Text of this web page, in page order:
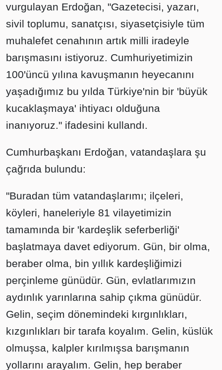
vurgulayan Erdoğan, "Gazetecisi, yazarı,
sivil toplumu, sanatçısı, siyasetçisiyle tüm
muhalefet cenahının artık milli iradeyle
barışmasını istiyoruz. Cumhuriyetimizin
100'üncü yılına kavuşmanın heyecanını
yaşadığımız bu yılda Türkiye'nin bir 'büyük
kucaklaşmaya' ihtiyacı olduğuna
inanıyoruz." ifadesini kullandı.
Cumhurbaşkanı Erdoğan, vatandaşlara şu
çağrıda bulundu:
"Buradan tüm vatandaşlarımı; ilçeleri,
köyleri, haneleriyle 81 vilayetimizin
tamamında bir 'kardeşlik seferberliği'
başlatmaya davet ediyorum. Gün, bir olma,
beraber olma, bin yıllık kardeşliğimizi
perçinleme günüdür. Gün, evlatlarımızın
aydınlık yarınlarına sahip çıkma günüdür.
Gelin, seçim dönemindeki kırgınlıkları,
kızgınlıkları bir tarafa koyalım. Gelin, küslük
olmuşsa, kalpler kırılmışsa barışmanın
yollarını arayalım. Gelin, hep beraber